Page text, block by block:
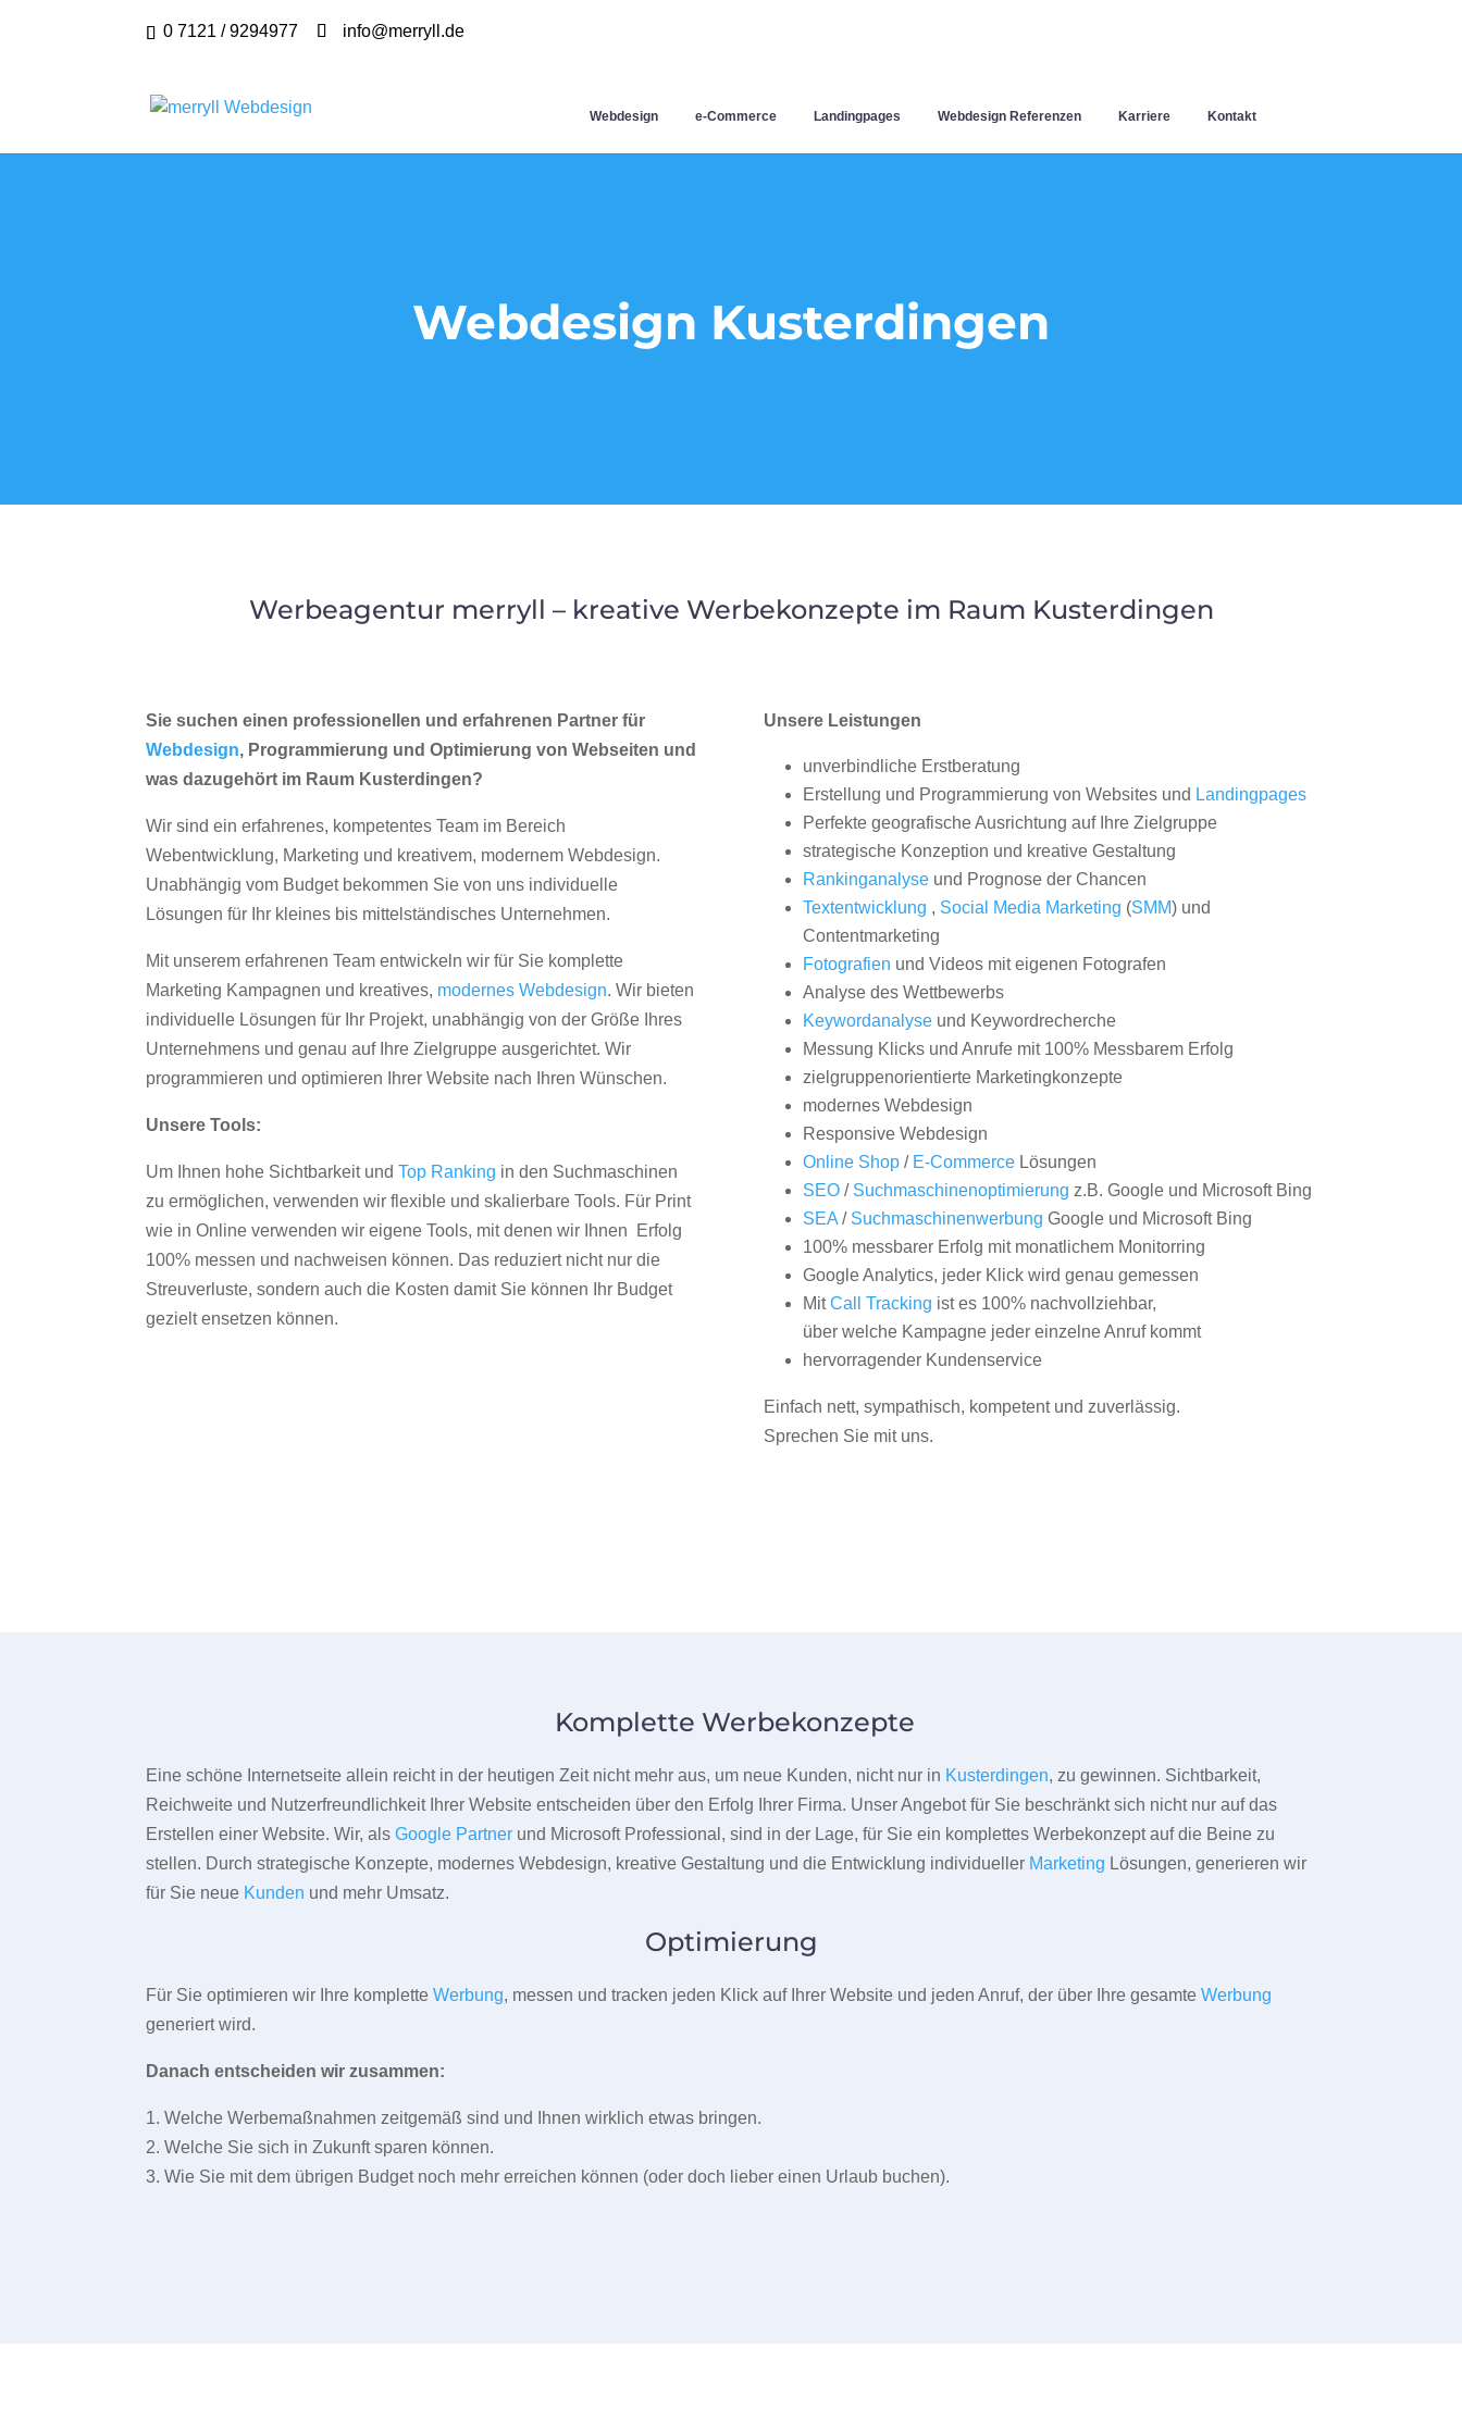
0 7121 / 9294977 info@merryll.de
Webdesign e-Commerce Landingpages Webdesign Referenzen Karriere Kontakt
Webdesign Kusterdingen
Werbeagentur merryll – kreative Werbekonzepte im Raum Kusterdingen
Sie suchen einen professionellen und erfahrenen Partner für
Webdesign, Programmierung und Optimierung von Webseiten und
was dazugehört im Raum Kusterdingen?
Wir sind ein erfahrenes, kompetentes Team im Bereich
Webentwicklung, Marketing und kreativem, modernem Webdesign.
Unabhängig vom Budget bekommen Sie von uns individuelle
Lösungen für Ihr kleines bis mittelständisches Unternehmen.
Mit unserem erfahrenen Team entwickeln wir für Sie komplette
Marketing Kampagnen und kreatives, modernes Webdesign. Wir bieten
individuelle Lösungen für Ihr Projekt, unabhängig von der Größe Ihres
Unternehmens und genau auf Ihre Zielgruppe ausgerichtet. Wir
programmieren und optimieren Ihrer Website nach Ihren Wünschen.
Unsere Tools:
Um Ihnen hohe Sichtbarkeit undTop Ranking in den Suchmaschinen
zu ermöglichen, verwenden wir flexible und skalierbare Tools. Für Print
wie in Online verwenden wir eigene Tools, mit denen wir Ihnen Erfolg
100% messen und nachweisen können. Das reduziert nicht nur die
Streuverluste, sondern auch die Kosten damit Sie können Ihr Budget
gezielt ensetzen können.
Unsere Leistungen
unverbindliche Erstberatung
Erstellung und Programmierung von Websites und Landingpages
Perfekte geografische Ausrichtung auf Ihre Zielgruppe
strategische Konzeption und kreative Gestaltung
Rankinganalyseund Prognose der Chancen
Textentwicklung , Social Media Marketing (SMM) und
Contentmarketing
Fotografien und Videos mit eigenen Fotografen
Analyse des Wettbewerbs
Keywordanalyseund Keywordrecherche
Messung Klicks und Anrufe mit 100% Messbarem Erfolg
zielgruppenorientierte Marketingkonzepte
modernes Webdesign
Responsive Webdesign
Online Shop/ E-CommerceLösungen
SEO/ Suchmaschinenoptimierung z.B. Google und Microsoft Bing
SEA/ Suchmaschinenwerbung Google und Microsoft Bing
100% messbarer Erfolg mit monatlichem Monitorring
Google Analytics, jeder Klick wird genau gemessen
MitCall Tracking ist es 100% nachvollziehbar,
über welche Kampagne jeder einzelne Anruf kommt
hervorragender Kundenservice
Einfach nett, sympathisch, kompetent und zuverlässig.
Sprechen Sie mit uns.
Komplette Werbekonzepte
Eine schöne Internetseite allein reicht in der heutigen Zeit nicht mehr aus, um neue Kunden, nicht nur in Kusterdingen, zu gewinnen. Sichtbarkeit,
Reichweite und Nutzerfreundlichkeit Ihrer Website entscheiden über den Erfolg Ihrer Firma. Unser Angebot für Sie beschränkt sich nicht nur auf das
Erstellen einer Website. Wir, alsGoogle Partner und Microsoft Professional, sind in der Lage, für Sie ein komplettes Werbekonzept auf die Beine zu
stellen. Durch strategische Konzepte, modernes Webdesign, kreative Gestaltung und die Entwicklung individueller Marketing Lösungen, generieren wir
für Sie neue Kunden und mehr Umsatz.
Optimierung
Für Sie optimieren wir Ihre kompletteWerbung, messen und tracken jeden Klick auf Ihrer Website und jeden Anruf, der über Ihre gesamteWerbung
generiert wird.
Danach entscheiden wir zusammen:
1. Welche Werbemaßnahmen zeitgemäß sind und Ihnen wirklich etwas bringen.
2. Welche Sie sich in Zukunft sparen können.
3. Wie Sie mit dem übrigen Budget noch mehr erreichen können (oder doch lieber einen Urlaub buchen).